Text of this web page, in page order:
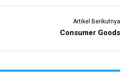
Artikel Berikutnya
Consumer Goods